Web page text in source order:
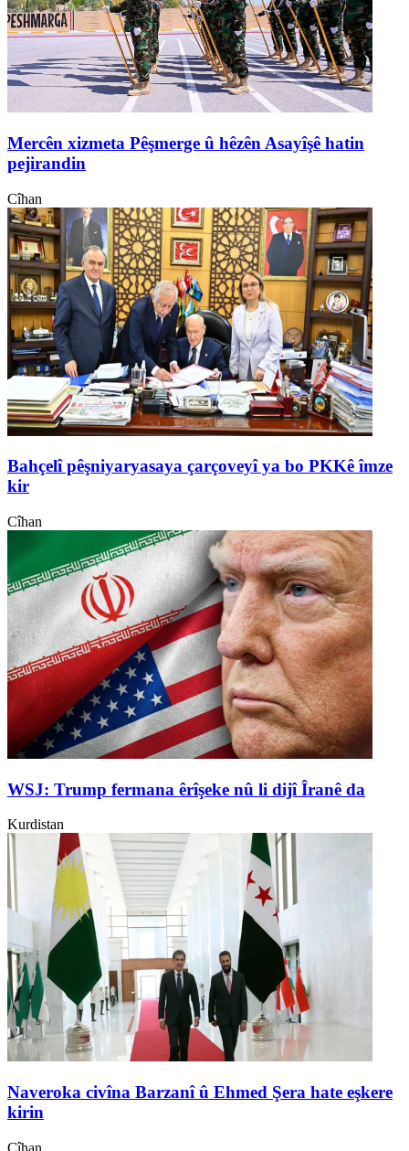
Mercên xizmeta Pêşmerge û hêzên Asayîşê hatin
pejirandin
Cîhan
Bahçelî pêşniyaryasaya çarçoveyî ya bo PKKê îmze
kir
Cîhan
WSJ: Trump fermana êrîşeke nû li dijî Îranê da
Kurdistan
Naveroka civîna Barzanî û Ehmed Şera hate eşkere
kirin
Cîhan